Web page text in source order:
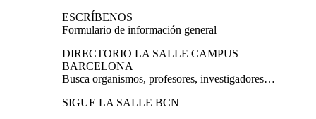
ESCRÍBENOS
Formulario de información general
DIRECTORIO LA SALLE CAMPUS
BARCELONA
Busca organismos, profesores, investigadores…
SIGUE LA SALLE BCN